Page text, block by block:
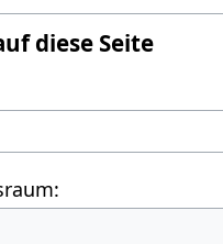
diese Seite